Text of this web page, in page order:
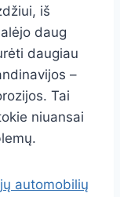
iš
daug
daugiau
–
Tai
niuansai
automobilių